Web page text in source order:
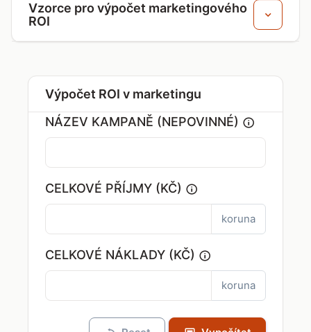
Vzorce pro výpočet marketingového
ROI
Výpočet ROI v marketingu
NÁZEV KAMPANĚ (NEPOVINNÉ)
CELKOVÉ PŘÍJMY (KČ)
koruna
CELKOVÉ NÁKLADY (KČ)
koruna